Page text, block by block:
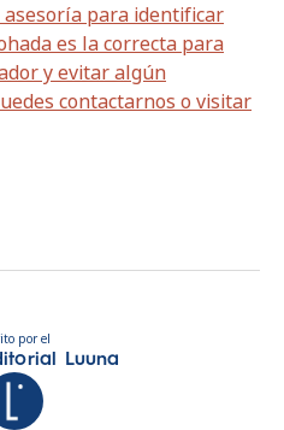
asesoría para identificar
es la correcta para
y evitar algún
contactarnos o visitar
por el
Luuna